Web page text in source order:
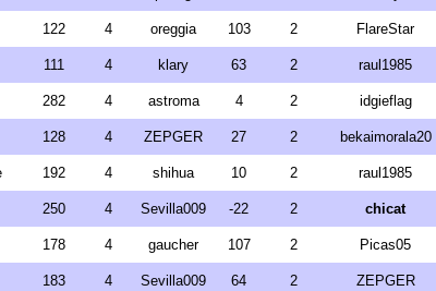
122 4 oreggia 103 2 FlareStar
111 4 klary 63 2 raul1985
282 4 astroma 4 2 idgieflag
128 4 ZEPGER 27 2 bekaimorala20
192 4 shihua 10 2 raul1985
250 4 Sevilla009 -22 2 chicat
178 4 gaucher 107 2 Picas05
183 4 Sevilla009 64 2 ZEPGER